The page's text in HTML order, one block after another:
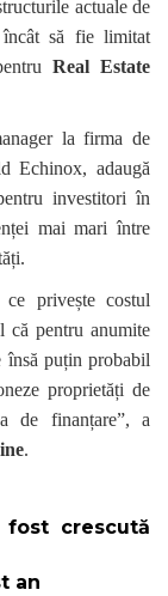
actuale de
încât să fie limitat
Real Estate
la firma de
Echinox, adaugă
investitori în
mai mari între
privește costul
că pentru anumite
puțin probabil
proprietăți de
de finanțare”, a
.
fost crescută
an